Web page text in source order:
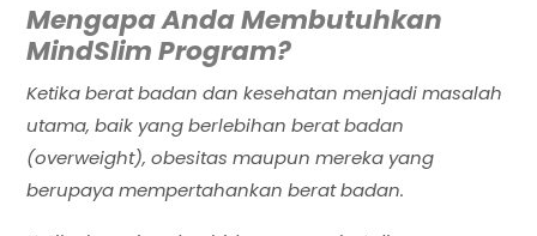
Mengapa Anda Membutuhkan
MindSlim Program?
Ketika berat badan dan kesehatan menjadi masalah
utama, baik yang berlebihan berat badan
(overweight), obesitas maupun mereka yang
berupaya mempertahankan berat badan.